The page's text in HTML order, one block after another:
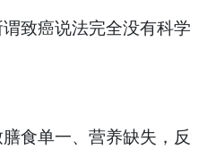
致癌说法完全没有科学
食单一、营养缺失，反